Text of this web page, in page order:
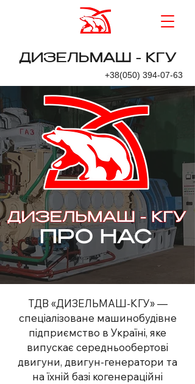
+38(050) 394-07-63
ДИЗЕЛЬМАШ - КГУ
ПРО НАС
ТДВ «ДИЗЕЛЬМАШ-КГУ» —
спеціалізоване машинобудівне
підприємство в Україні, яке
випускає середньообертові
двигуни, двигун-генератори та
на їхній базі когенераційні